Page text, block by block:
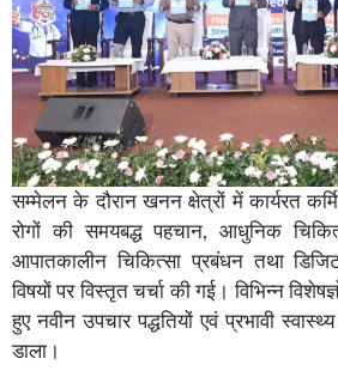
सम्मेलन के दौरान खनन क्षेत्रों में कार्यरत
रोगों की समयबद्ध पहचान, आधुनिक
आपातकालीन चिकित्सा प्रबंधन तथा
विषयों पर विस्तृत चर्चा की गई। विभिन्न
हुए नवीन उपचार पद्धतियों एवं प्रभावी
डाला।